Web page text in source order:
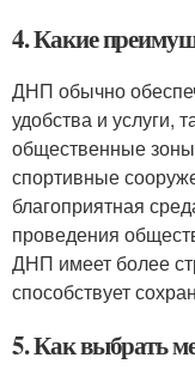
4. Какие
ДНП обычно
удобства и услуги,
общественные
спортивные
благоприятная
проведения
ДНП имеет более
способствует
5. Как выбрать